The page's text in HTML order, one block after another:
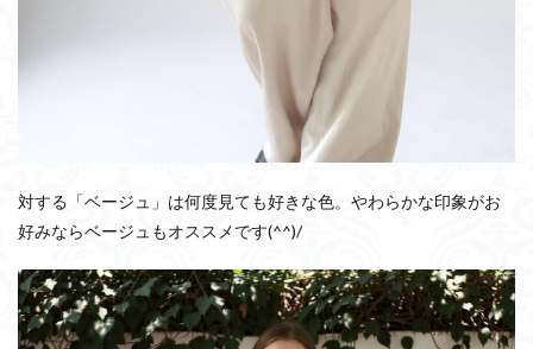
対する「ベージュ」は何度見ても好きな色。やわらかな印象がお
好みならベージュもオススメです(^^)/